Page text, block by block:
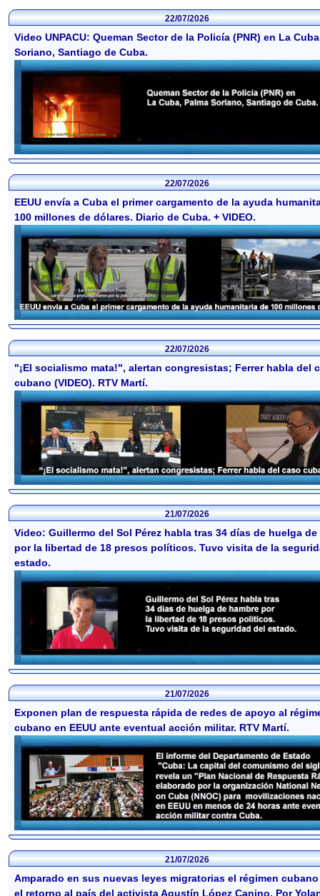
22/07/2026
Video UNPACU: Queman Sector de la Policía (PNR) en La
Soriano, Santiago de Cuba.
22/07/2026
EEUU envía a Cuba el primer cargamento de la ayuda
100 millones de dólares. Diario de Cuba. + VIDEO.
22/07/2026
"¡El socialismo mata!", alertan congresistas; Ferrer habla del
cubano (VIDEO). RTV Martí.
21/07/2026
Video: Guillermo del Sol Pérez habla tras 34 días de huelga de
por la libertad de 18 presos políticos. Tuvo visita de la
estado.
21/07/2026
Exponen plan de respuesta rápida de redes de apoyo al
cubano en EEUU ante eventual acción militar. RTV Martí.
21/07/2026
Amparado en sus nuevas leyes migratorias el régimen
el retorno al país del activista Agustín López Canino. Por